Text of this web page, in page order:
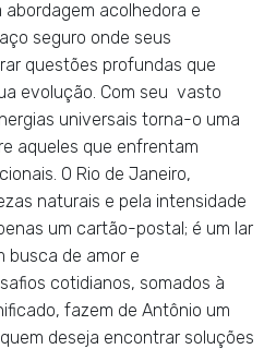
abordagem acolhedora e
seguro onde seus
questões profundas que
evolução. Com seu vasto
universais torna-o uma
aqueles que enfrentam
O Rio de Janeiro,
naturais e pela intensidade
um cartão-postal; é um lar
busca de amor e
cotidianos, somados à
fazem de Antônio um
deseja encontrar soluções